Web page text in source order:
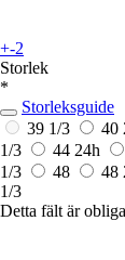
+-2
Storlek
*
Storleksguide
39 1/3
40
1/3
44 24h
1/3
48 48
1/3
Detta fält är